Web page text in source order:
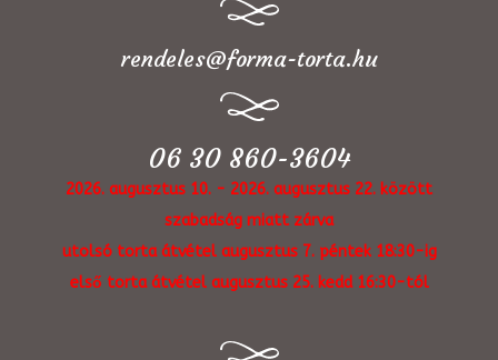
rendeles@forma-torta.hu
06 30 860-3604
2026. augusztus 10. - 2026. augusztus 22. között
szabadság miatt zárva
utolsó torta átvétel augusztus 7. péntek 18:30-ig
első torta átvétel augusztus 25. kedd 16:30-tól